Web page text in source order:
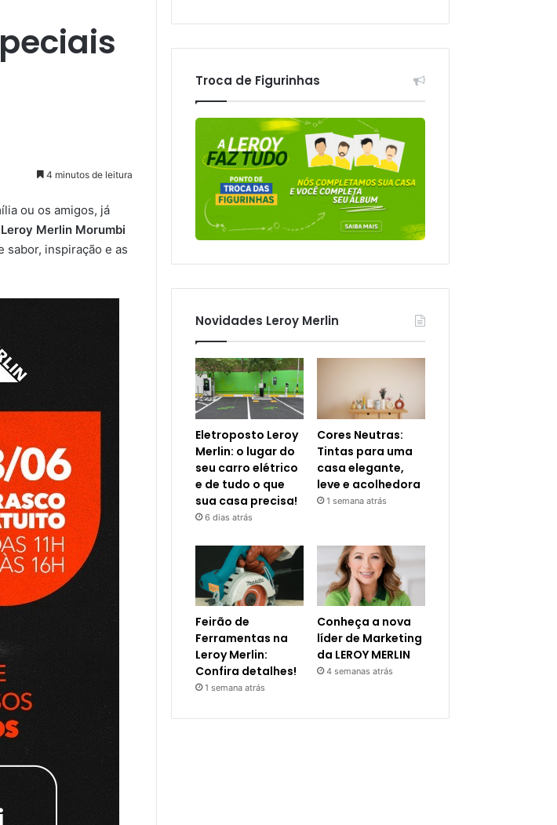
4 minutos de leitura
ou os amigos, já
Merlin Morumbi
sabor, inspiração e as
Troca de Figurinhas
Novidades Leroy Merlin
Eletroposto Leroy
Merlin: o lugar do
seu carro elétrico
e de tudo o que
sua casa precisa!
6 dias atrás
Cores Neutras:
Tintas para uma
casa elegante,
leve e acolhedora
1 semana atrás
Feirão de
Ferramentas na
Leroy Merlin:
Confira detalhes!
1 semana atrás
Conheça a nova
líder de Marketing
da LEROY MERLIN
4 semanas atrás